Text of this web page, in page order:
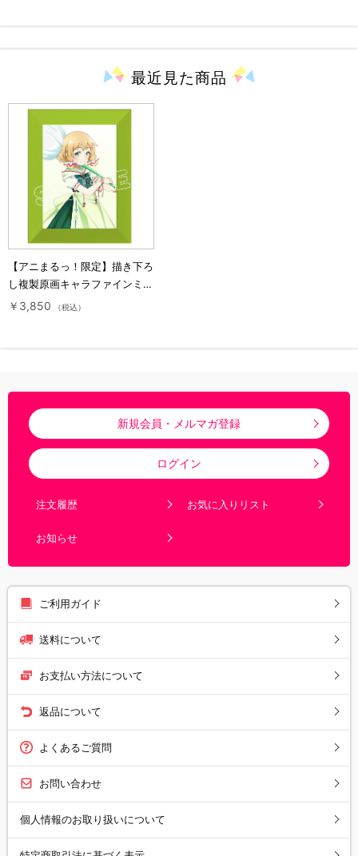
最近見た商品
【アニまるっ！限定】描き下ろ
し複製原画キャラファインミニ
／犬吠埼樹（ヒロイン）／結城
￥3,850 （税込）
新規会員・メルマガ登録
ログイン
注文履歴 お気に入りリスト
お知らせ
ご利用ガイド
送料について
お支払い方法について
返品について
よくあるご質問
お問い合わせ
個人情報のお取り扱いについて